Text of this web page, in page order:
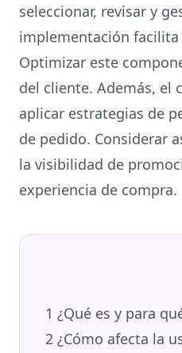
seleccionar, revisar y
implementación facilita
Optimizar este
del cliente. Además, el
aplicar estrategias de
de pedido. Considerar
la visibilidad de
experiencia de compra.
1 ¿Qué es y para
2 ¿Cómo afecta la